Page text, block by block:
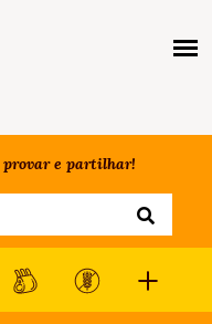
provar e partilhar!